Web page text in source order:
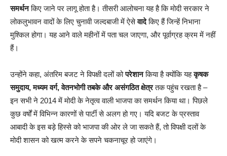
समर्थनकिए जाने पर लागू होता है। तीसरी आलोचना यह है कि मोदी सरकार ने
लोकलुभावन वादों के लिए चुनावी जल्दबाजी में ऐसेवादेकिए हैं जिन्हें निभाना
मुश्किल होगा। यह आने वाले महीनों में पता चल जाएगा, और पूर्वाग्रह क्रम में नहीं
हैं।
उन्होंने कहा, अंतरिम बजट ने विपक्षी दलों कोपरेशानकिया है क्योंकि यहकृषक
समुदाय, मध्यम वर्ग, वेतनभोगी तबके और असंगठित क्षेत्रतक पहुंच रखता है –
इन सभी ने 2014 में मोदी के नेतृत्व वाली भाजपा का समर्थन किया था। पिछले
कुछ वर्षों में विभिन्न कारणों से पार्टी से अलग हो गए। यदि बजट के प्रस्ताव
आबादी के इस बड़े हिस्से को भाजपा की ओर ले जा सकते हैं, तो विपक्षी दलों के
मोदी शासन को खत्म करने के सपने चकनाचूर हो जाएंगे।